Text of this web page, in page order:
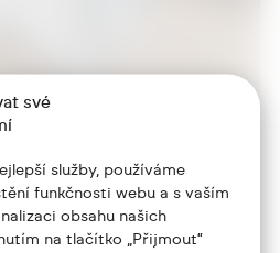
své
služby, používáme
funkčnosti webu a s vaším
obsahu našich
na tlačítko „Přijmout“
986 416